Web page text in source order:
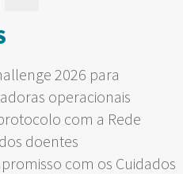
2026 para
operacionais
com a Rede
doentes
com os Cuidados